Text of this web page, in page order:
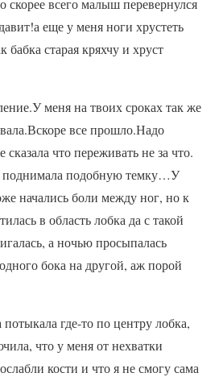
еще у меня ноги хрустеть
старая кряхчу и хруст
меня на твоих сроках так же
все прошло.Надо
что переживать не за что.
подобную темку…У
начались боли между ног, но к
в область лобка да с такой
а ночью просыпалась
бока на другой, аж порой
где-то по центру лобка,
что у меня от нехватки
кости и что я не смогу сама